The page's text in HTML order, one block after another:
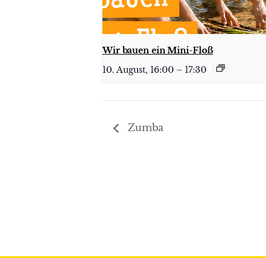
Wir bauen ein Mini-Floß
10. August, 16:00 – 17:30
Zumba